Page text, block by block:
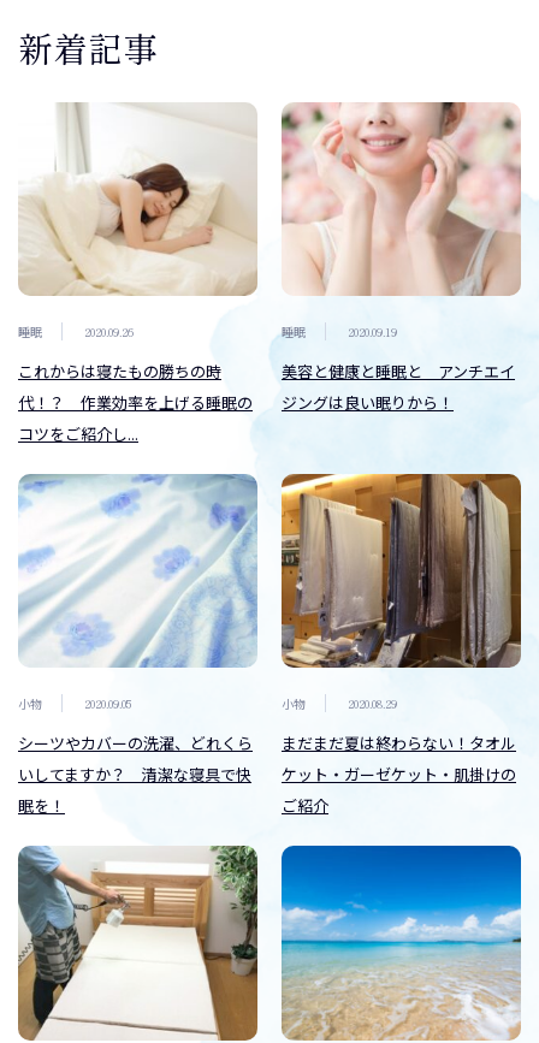
新着記事
睡眠 2020.09.26
これからは寝たもの勝ちの時
代！？ 作業効率を上げる睡眠の
コツをご紹介し...
睡眠 2020.09.19
美容と健康と睡眠と アンチエイ
ジングは良い眠りから！
小物 2020.09.05
シーツやカバーの洗濯、どれくら
いしてますか？ 清潔な寝具で快
眠を！
小物 2020.08.29
まだまだ夏は終わらない！タオル
ケット・ガーゼケット・肌掛けの
ご紹介